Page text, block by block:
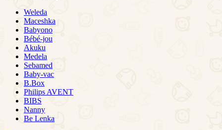
Weleda
Maceshka
Babyono
Bébé-jou
Akuku
Medela
Sebamed
Baby-vac
B.Box
Philips AVENT
BIBS
Nanny
Be Lenka